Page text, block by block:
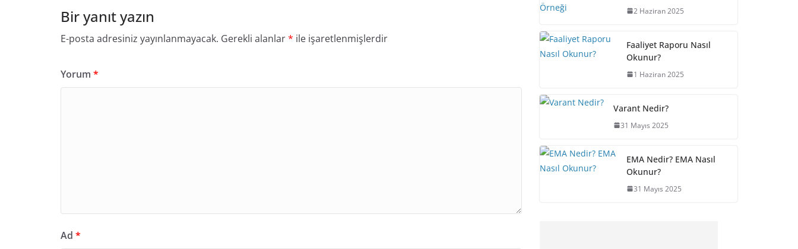
Bir yanıt yazın
E-posta adresiniz yayınlanmayacak. Gerekli alanlar* ile işaretlenmişlerdir
Yorum *
Ad *
2 Haziran 2025
Faaliyet Raporu Nasıl
Okunur?
1 Haziran 2025
Varant Nedir?
31 Mayıs 2025
EMA Nedir? EMA Nasıl
Okunur?
31 Mayıs 2025